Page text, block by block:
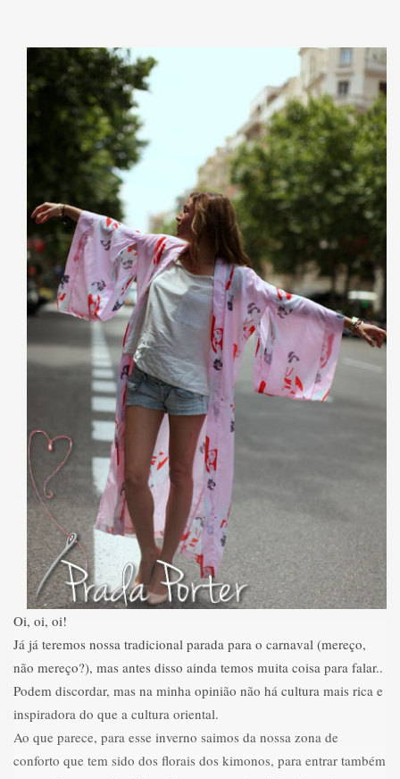
Oi, oi, oi!
Já já teremos nossa tradicional parada para o carnaval (mereço,
não mereço?), mas antes disso ainda temos muita coisa para falar..
Podem discordar, mas na minha opinião não há cultura mais rica e
inspiradora do que a cultura oriental.
Ao que parece, para esse inverno saimos da nossa zona de
conforto que tem sido dos florais dos kimonos, para entrar também